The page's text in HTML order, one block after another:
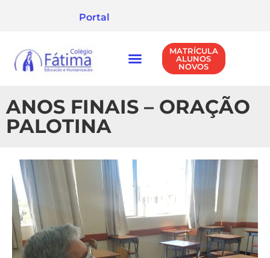
Portal
MATRÍCULA
ALUNOS
NOVOS
ANOS FINAIS – ORAÇÃO
PALOTINA